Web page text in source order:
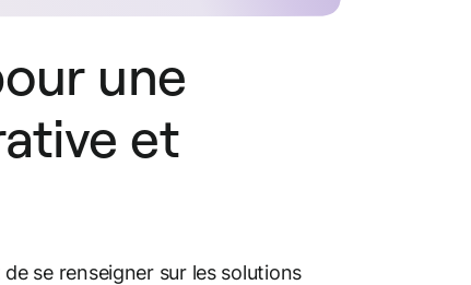
une
et
se renseigner sur les solutions